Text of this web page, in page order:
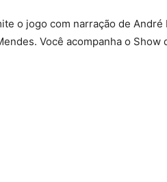
o jogo com narração de
Você acompanha o Show